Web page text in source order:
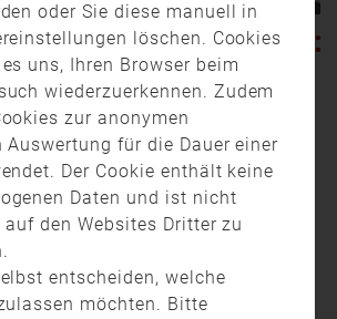
TIRSCHENREUTH:
DACHSTUHLS
20:02
konnte die Feuerwehr bei
in Waldershof im Landkreis
eines Einfamilienhauses
ein Feuer ausgebrochen. Ursache
Akku-Ladegerät. Die
vier umliegenden Feuerwehren
oder Sie diese manuell in
löschen. Cookies
uns, Ihren Browser beim
wiederzuerkennen. Zudem
zur anonymen
für die Dauer einer
Der Cookie enthält keine
Daten und ist nicht
auf den Websites Dritter zu
entscheiden, welche
möchten. Bitte